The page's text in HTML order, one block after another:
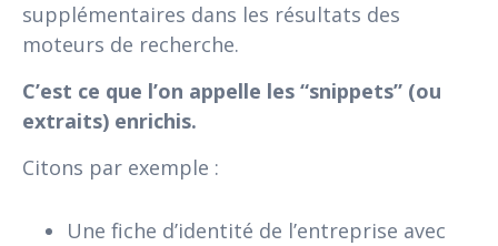
supplémentaires dans les résultats des
moteurs de recherche.
C’est ce que l’on appelle les “snippets” (ou
extraits) enrichis.
Citons par exemple :
Une fiche d’identité de l’entreprise avec